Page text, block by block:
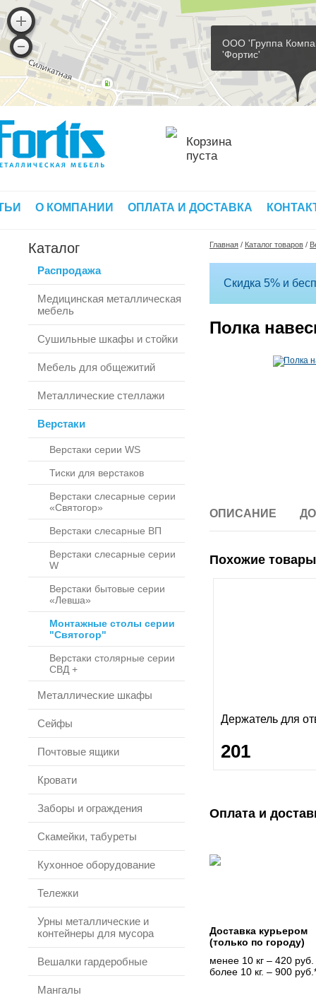
ООО 'Группа
'Фортис'
Корзина
пуста
О КОМПАНИИ ОПЛАТА И ДОСТАВКА
Каталог
Распродажа
Медицинская металлическая
мебель
Сушильные шкафы и стойки
Мебель для общежитий
Металлические стеллажи
Верстаки
Верстаки серии WS
Тиски для верстаков
Верстаки слесарные серии
«Святогор»
Верстаки слесарные ВП
Верстаки слесарные серии
W
Верстаки бытовые серии
«Левша»
Монтажные столы серии
"Святогор"
Верстаки столярные серии
СВД +
Металлические шкафы
Сейфы
Почтовые ящики
Кровати
Заборы и ограждения
Скамейки, табуреты
Кухонное оборудование
Тележки
Урны металлические и
контейнеры для мусора
Вешалки гардеробные
Мангалы
Главная / Каталог товаров /
Скидка 5% и
Полка
ОПИСАНИЕ
Похожие
Держатель для
201
Оплата и
Доставка курьером
(только по городу)
менее 10 кг – 420 руб.
более 10 кг. – 900